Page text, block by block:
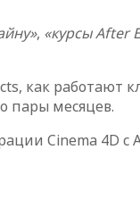
, «курсы After
как работают
пары месяцев.
Cinema 4D с